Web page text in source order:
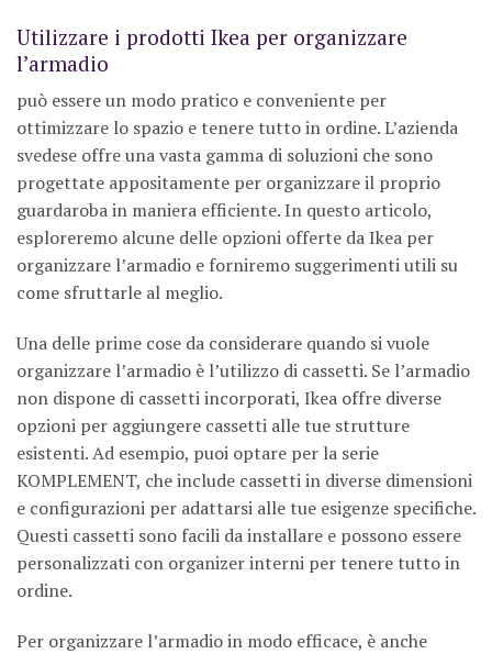
Utilizzare i prodotti Ikea per organizzare
l’armadio
può essere un modo pratico e conveniente per
ottimizzare lo spazio e tenere tutto in ordine. L’azienda
svedese offre una vasta gamma di soluzioni che sono
progettate appositamente per organizzare il proprio
guardaroba in maniera efficiente. In questo articolo,
esploreremo alcune delle opzioni offerte da Ikea per
organizzare l’armadio e forniremo suggerimenti utili su
come sfruttarle al meglio.
Una delle prime cose da considerare quando si vuole
organizzare l’armadio è l’utilizzo di cassetti. Se l’armadio
non dispone di cassetti incorporati, Ikea offre diverse
opzioni per aggiungere cassetti alle tue strutture
esistenti. Ad esempio, puoi optare per la serie
KOMPLEMENT, che include cassetti in diverse dimensioni
e configurazioni per adattarsi alle tue esigenze specifiche.
Questi cassetti sono facili da installare e possono essere
personalizzati con organizer interni per tenere tutto in
ordine.
Per organizzare l’armadio in modo efficace, è anche